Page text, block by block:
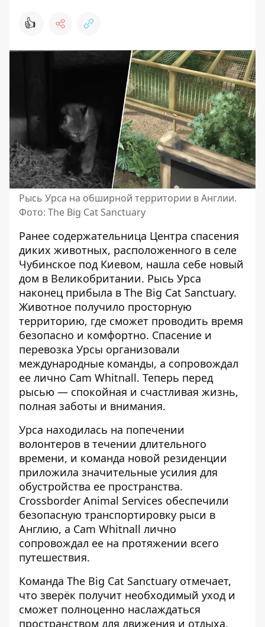
👍
Рысь Урса на обширной территории в Англии.
Фото: The Big Cat Sanctuary
Ранее содержательница Центра спасения
диких животных, расположенного в селе
Чубинское под Киевом, нашла себе новый
дом в Великобритании. Рысь Урса
наконец прибыла в The Big Cat Sanctuary.
Животное получило просторную
территорию, где сможет проводить время
безопасно и комфортно. Спасение и
перевозка Урсы организовали
международные команды, а сопровождал
ее лично Cam Whitnall. Теперь перед
рысью — спокойная и счастливая жизнь,
полная заботы и внимания.
Урса находилась на попечении
волонтеров в течении длительного
времени, и команда новой резиденции
приложила значительные усилия для
обустройства ее пространства.
Crossborder Animal Services обеспечили
безопасную транспортировку рыси в
Англию, а Cam Whitnall лично
сопровождал ее на протяжении всего
путешествия.
Команда The Big Cat Sanctuary отмечает,
что зверёк получит необходимый уход и
сможет полноценно наслаждаться
пространством для движения и отдыха.